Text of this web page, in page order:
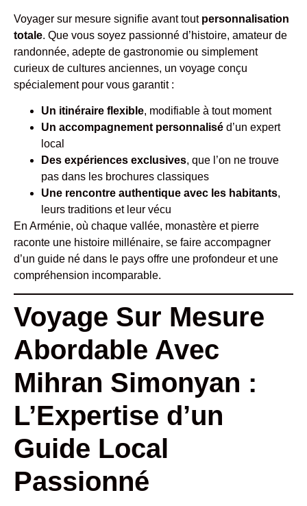
Voyager sur mesure signifie avant tout personnalisation
totale. Que vous soyez passionné d’histoire, amateur de
randonnée, adepte de gastronomie ou simplement
curieux de cultures anciennes, un voyage conçu
spécialement pour vous garantit :
Un itinéraire flexible, modifiable à tout moment
Un accompagnement personnalisé d’un expert
local
Des expériences exclusives, que l’on ne trouve
pas dans les brochures classiques
Une rencontre authentique avec les habitants,
leurs traditions et leur vécu
En Arménie, où chaque vallée, monastère et pierre
raconte une histoire millénaire, se faire accompagner
d’un guide né dans le pays offre une profondeur et une
compréhension incomparable.
Voyage Sur Mesure
Abordable Avec
Mihran Simonyan :
L’Expertise d’un
Guide Local
Passionné